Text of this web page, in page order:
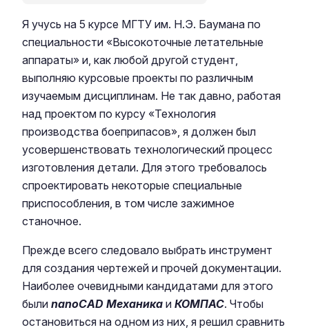
Я учусь на 5 курсе МГТУ им. Н.Э. Баумана по
специальности «Высокоточные летательные
аппараты» и, как любой другой студент,
выполняю курсовые проекты по различным
изучаемым дисциплинам. Не так давно, работая
над проектом по курсу «Технология
производства боеприпасов», я должен был
усовершенствовать технологический процесс
изготовления детали. Для этого требовалось
спроектировать некоторые специальные
приспособления, в том числе зажимное
станочное.
Прежде всего следовало выбрать инструмент
для создания чертежей и прочей документации.
Наиболее очевидными кандидатами для этого
были nanoCAD Механика и КОМПАС. Чтобы
остановиться на одном из них, я решил сравнить